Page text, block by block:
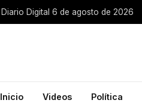
Diario Digital 6 de agosto de 2026
Inicio Videos Política